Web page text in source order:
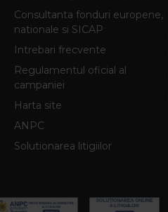
Consultanta fonduri europene,
nationale si SICAP
Intrebari frecvente
Regulamentul oficial al
campaniei
Harta site
ANPC
Solutionarea litigiilor